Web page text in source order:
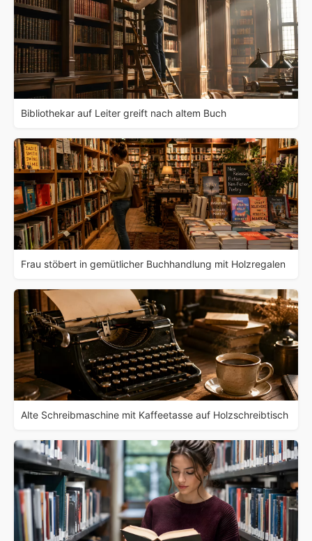
Bibliothekar auf Leiter greift nach altem Buch
Frau stöbert in gemütlicher Buchhandlung mit Holzregalen
Alte Schreibmaschine mit Kaffeetasse auf Holzschreibtisch